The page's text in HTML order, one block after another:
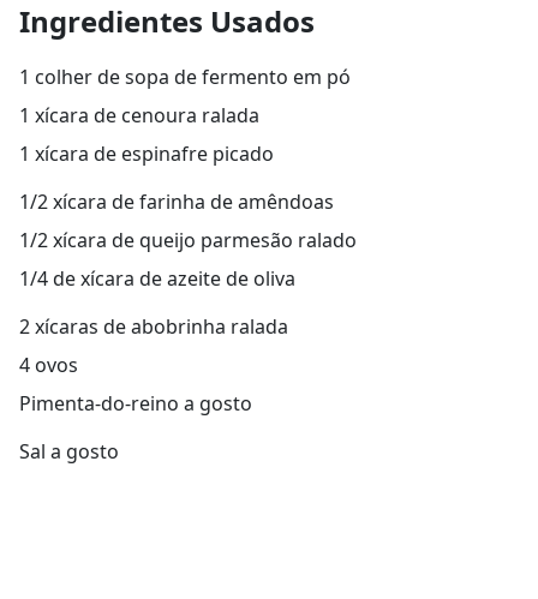
Ingredientes Usados
1 colher de sopa de fermento em pó
1 xícara de cenoura ralada
1 xícara de espinafre picado
1/2 xícara de farinha de amêndoas
1/2 xícara de queijo parmesão ralado
1/4 de xícara de azeite de oliva
2 xícaras de abobrinha ralada
4 ovos
Pimenta-do-reino a gosto
Sal a gosto